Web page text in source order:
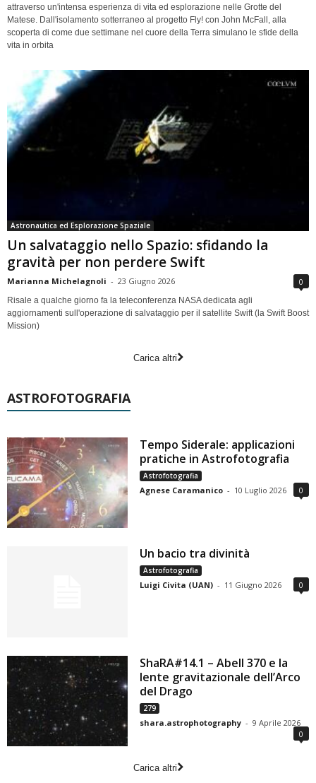
attraverso un'intensa esperienza di vita ed esplorazione nelle Grotte del
Matese. Dall'isolamento sotterraneo al progetto Fly! con John McFall, alla
scoperta di come due settimane nel cuore della Terra simulano le sfide della
vita in orbita
Astronautica ed Esplorazione Spaziale
Un salvataggio nello Spazio: sfidando la
gravità per non perdere Swift
Marianna Michelagnoli - 23 Giugno 2026 0
Risale a qualche giorno fa la teleconferenza NASA dedicata agli
aggiornamenti sull'operazione di salvataggio per il satellite Swift (la Swift Boost
Mission)
Carica altri
ASTROFOTOGRAFIA
Tempo Siderale: applicazioni
pratiche in Astrofotografia
Astrofotografia
Agnese Caramanico - 10 Luglio 2026 0
Un bacio tra divinità
Astrofotografia
Luigi Civita (UAN) - 11 Giugno 2026 0
ShaRA#14.1 – Abell 370 e la
lente gravitazionale dell’Arco
del Drago
279
shara.astrophotography - 9 Aprile 2026
0
Carica altri